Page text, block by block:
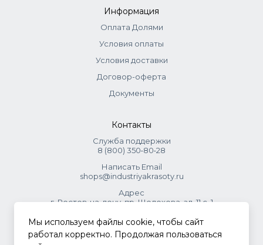
Информация
Оплата Долями
Условия оплаты
Условия доставки
Договор-оферта
Документы
Контакты
Служба поддержки
8 (800) 350‑80‑28
Написать Email
shops@industriyakrasoty.ru
Адрес
г. Ростов-на-дону, пр. Шолохова, зд. 11 с. 1
© 2026 Индустрия красоты.
Мы используем файлы cookie, чтобы сайт
работал корректно. Продолжая пользоваться